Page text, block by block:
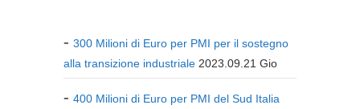
300 Milioni di Euro per PMI per il sostegno
alla transizione industriale 2023.09.21 Gio
400 Milioni di Euro per PMI del Sud Italia